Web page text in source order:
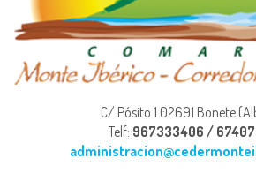
C/ Pósito 1 02691 Bonete
Telf: 967333406 /